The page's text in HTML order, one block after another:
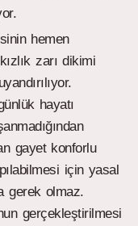
hemen
zarı dikimi
hayatı
gayet konforlu
için yasal
gerek olmaz.
gerçekleştirilmesi